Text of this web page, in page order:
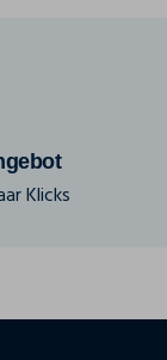
Klicks